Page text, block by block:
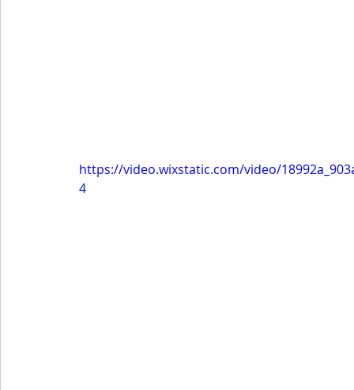
https://video.wixstatic.com/video/
4